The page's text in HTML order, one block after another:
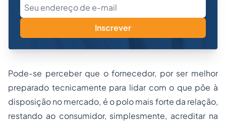
Inscrever
Pode-se perceber que o fornecedor, por ser melhor
preparado tecnicamente para lidar com o que põe à
disposição no mercado, é o polo mais forte da relação,
restando ao consumidor, simplesmente, acreditar na